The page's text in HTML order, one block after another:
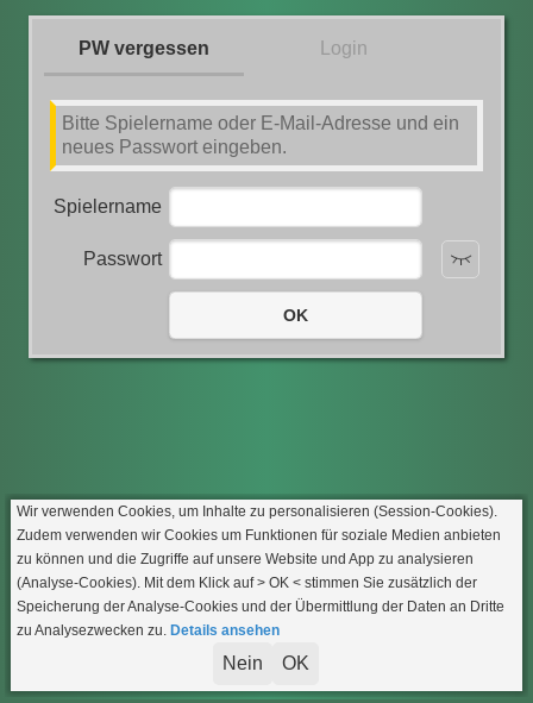
PW vergessen Login
Bitte Spielername oder E-Mail-Adresse und ein
neues Passwort eingeben.
Spielername
Passwort
OK
Wir verwenden Cookies, um Inhalte zu personalisieren (Session-Cookies).
Zudem verwenden wir Cookies um Funktionen für soziale Medien anbieten
zu können und die Zugriffe auf unsere Website und App zu analysieren
(Analyse-Cookies). Mit dem Klick auf> OK < stimmen Sie zusätzlich der
Speicherung der Analyse-Cookies und der Übermittlung der Daten an Dritte
zu Analysezwecken zu. Details ansehen
Nein OK